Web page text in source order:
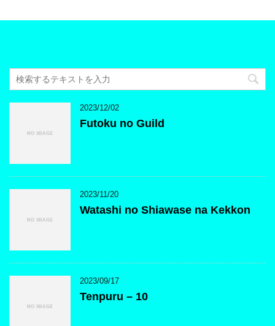
2023/12/02
Futoku no Guild
2023/11/20
Watashi no Shiawase na Kekkon
2023/09/17
Tenpuru – 10